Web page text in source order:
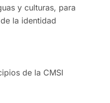
y culturas, para
la identidad
de la CMSI